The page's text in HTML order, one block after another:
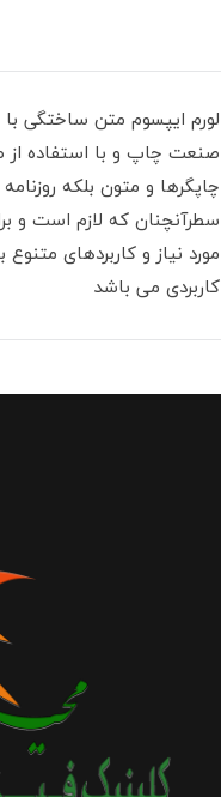
لورم ایپسوم متن ساختگی با
صنعت چاپ و با استفاده از
چاپگرها و متون بلکه
سطرآنچنان که لازم است و
مورد نیاز و کاربردهای
کاربردی می باشد